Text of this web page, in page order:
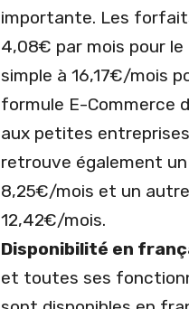
importante. Les
4,08€ par mois pour le
simple à 16,17€/mois
formule E-Commerce
aux petites
retrouve également
8,25€/mois et un
12,42€/mois.
Disponibilité en
et toutes ses